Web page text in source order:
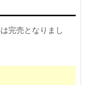
完売となりまし